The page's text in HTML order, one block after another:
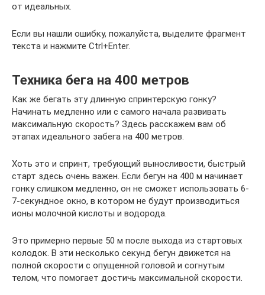
от идеальных.
Если вы нашли ошибку, пожалуйста, выделите фрагмент
текста и нажмите Ctrl+Enter.
Техника бега на 400 метров
Как же бегать эту длинную спринтерскую гонку?
Начинать медленно или с самого начала развивать
максимальную скорость? Здесь расскажем вам об
этапах идеального забега на 400 метров.
Хоть это и спринт, требующий выносливости, быстрый
старт здесь очень важен. Если бегун на 400 м начинает
гонку слишком медленно, он не сможет использовать 6-
7-секундное окно, в котором не будут производиться
ионы молочной кислоты и водорода.
Это примерно первые 50 м после выхода из стартовых
колодок. В эти несколько секунд бегун движется на
полной скорости с опущенной головой и согнутым
телом, что помогает достичь максимальной скорости.